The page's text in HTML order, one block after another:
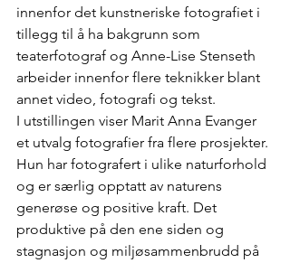
innenfor det kunstneriske fotografiet i
tillegg til å ha bakgrunn som
teaterfotograf og Anne-Lise Stenseth
arbeider innenfor flere teknikker blant
annet video, fotografi og tekst.
I utstillingen viser Marit Anna Evanger
et utvalg fotografier fra flere prosjekter.
Hun har fotografert i ulike naturforhold
og er særlig opptatt av naturens
generøse og positive kraft. Det
produktive på den ene siden og
stagnasjon og miljøsammenbrudd på